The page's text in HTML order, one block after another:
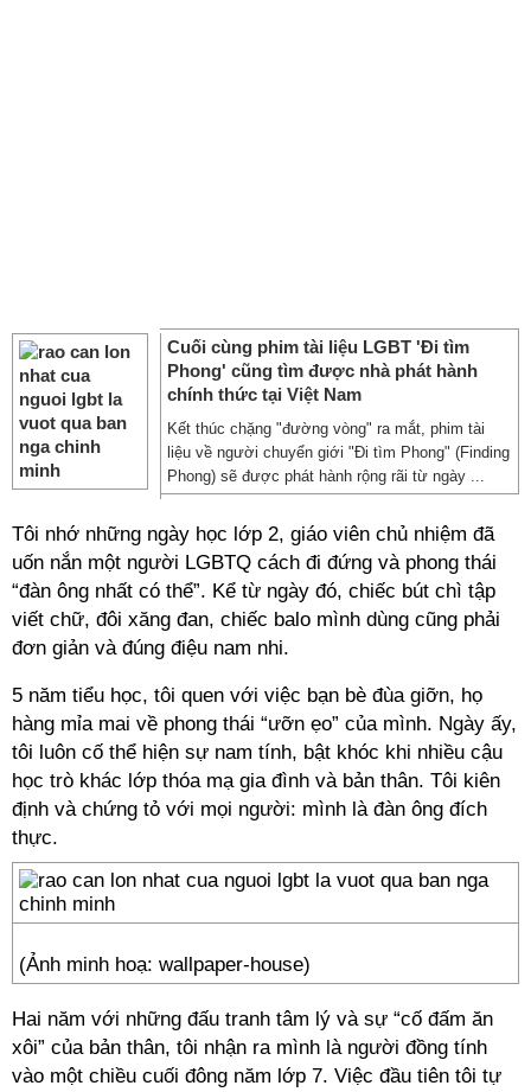
Cuối cùng phim tài liệu LGBT 'Đi tìm
Phong' cũng tìm được nhà phát hành
chính thức tại Việt Nam
Kết thúc chặng "đường vòng" ra mắt, phim tài
liệu về người chuyển giới "Đi tìm Phong" (Finding
Phong) sẽ được phát hành rộng rãi từ ngày ...
Tôi nhớ những ngày học lớp 2, giáo viên chủ nhiệm đã
uốn nắn một người LGBTQ cách đi đứng và phong thái
“đàn ông nhất có thể”. Kể từ ngày đó, chiếc bút chì tập
viết chữ, đôi xăng đan, chiếc balo mình dùng cũng phải
đơn giản và đúng điệu nam nhi.
5 năm tiểu học, tôi quen với việc bạn bè đùa giỡn, họ
hàng mỉa mai về phong thái “ưỡn ẹo” của mình. Ngày ấy,
tôi luôn cố thể hiện sự nam tính, bật khóc khi nhiều cậu
học trò khác lớp thóa mạ gia đình và bản thân. Tôi kiên
định và chứng tỏ với mọi người: mình là đàn ông đích
thực.
(Ảnh minh hoạ: wallpaper-house)
Hai năm với những đấu tranh tâm lý và sự “cố đấm ăn
xôi” của bản thân, tôi nhận ra mình là người đồng tính
vào một chiều cuối đông năm lớp 7. Việc đầu tiên tôi tự